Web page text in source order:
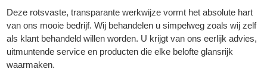
Deze rotsvaste, transparante werkwijze vormt het absolute hart
van ons mooie bedrijf. Wij behandelen u simpelweg zoals wij zelf
als klant behandeld willen worden. U krijgt van ons eerlijk advies,
uitmuntende service en producten die elke belofte glansrijk
waarmaken.